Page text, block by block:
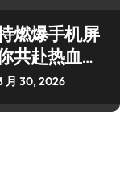
燃爆手机屏
共赴热血枪
月 30, 2026